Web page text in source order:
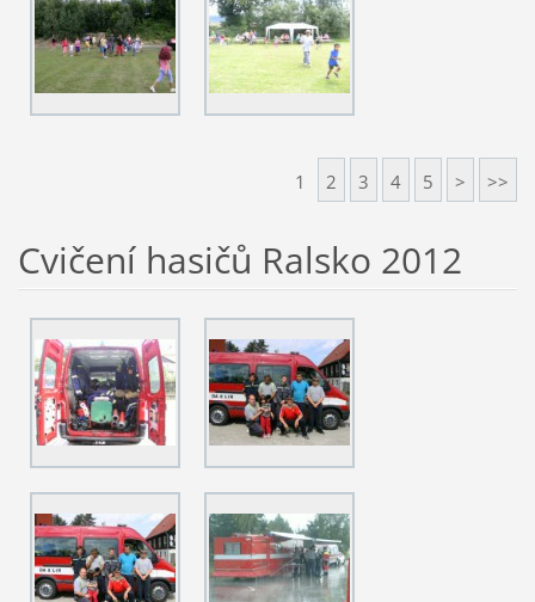
1 2 3 4 5 > >>
Cvičení hasičů Ralsko 2012